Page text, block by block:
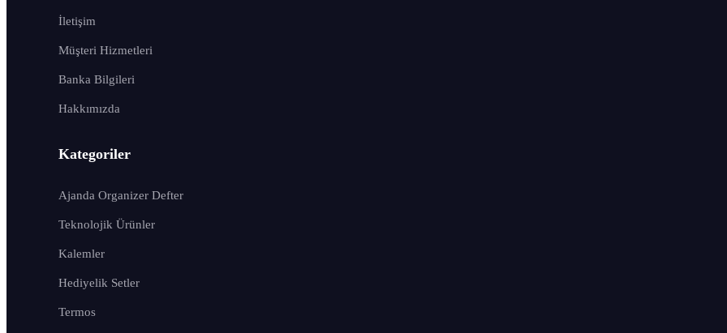
İletişim
Müşteri Hizmetleri
Banka Bilgileri
Hakkımızda
Kategoriler
Ajanda Organizer Defter
Teknolojik Ürünler
Kalemler
Hediyelik Setler
Termos